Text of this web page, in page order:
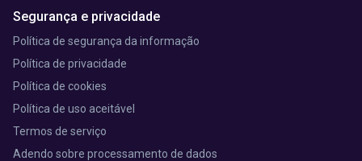
Segurança e privacidade
Política de segurança da informação
Política de privacidade
Política de cookies
Política de uso aceitável
Termos de serviço
Adendo sobre processamento de dados